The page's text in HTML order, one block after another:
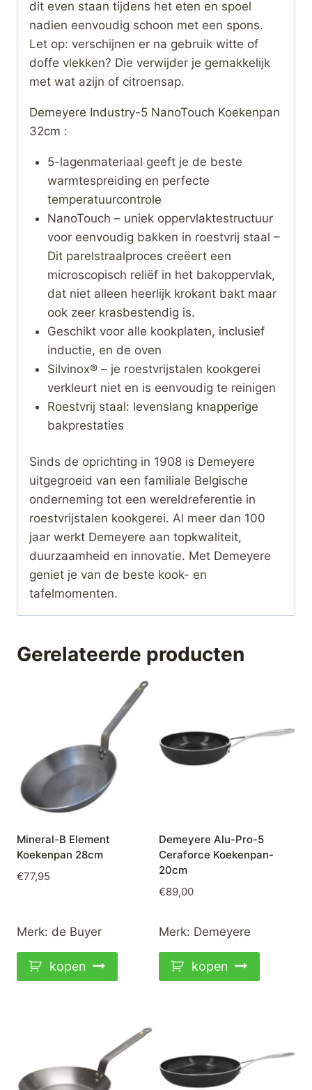
dit even staan tijdens het eten en spoel
nadien eenvoudig schoon met een spons.
Let op: verschijnen er na gebruik witte of
doffe vlekken? Die verwijder je gemakkelijk
met wat azijn of citroensap.
Demeyere Industry-5 NanoTouch Koekenpan
32cm :
5-lagenmateriaal geeft je de beste
warmtespreiding en perfecte
temperatuurcontrole
NanoTouch – uniek oppervlaktestructuur
voor eenvoudig bakken in roestvrij staal –
Dit parelstraalproces creëert een
microscopisch reliëf in het bakoppervlak,
dat niet alleen heerlijk krokant bakt maar
ook zeer krasbestendig is.
Geschikt voor alle kookplaten, inclusief
inductie, en de oven
Silvinox® – je roestvrijstalen kookgerei
verkleurt niet en is eenvoudig te reinigen
Roestvrij staal: levenslang knapperige
bakprestaties
Sinds de oprichting in 1908 is Demeyere
uitgegroeid van een familiale Belgische
onderneming tot een wereldreferentie in
roestvrijstalen kookgerei. Al meer dan 100
jaar werkt Demeyere aan topkwaliteit,
duurzaamheid en innovatie. Met Demeyere
geniet je van de beste kook- en
tafelmomenten.
Gerelateerde producten
Mineral-B Element
Koekenpan 28cm
€77,95
Merk: de Buyer
kopen
Demeyere Alu-Pro-5
Ceraforce Koekenpan-
20cm
€89,00
Merk: Demeyere
kopen